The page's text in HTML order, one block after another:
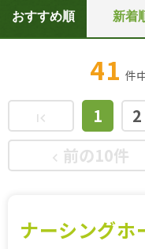
おすすめ順 新着
41 件
first_page
keyboard_arrow_left 前の10件
1 2
ナーシングホ